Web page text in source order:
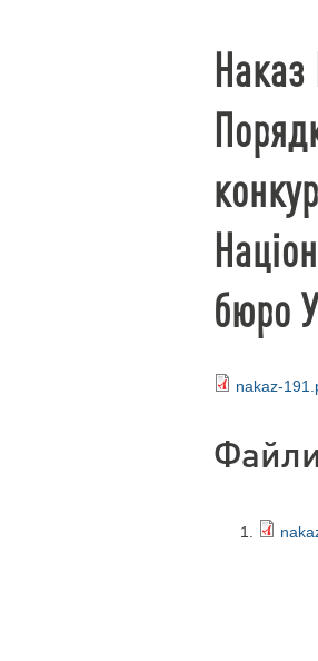
бюро
nakaz-
Файли